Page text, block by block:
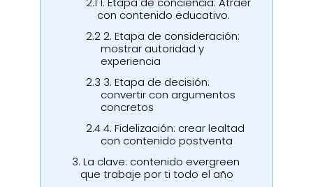
con contenido educativo.
2.22. Etapa de consideración:
mostrar autoridad y
experiencia
2.3 3. Etapa de decisión:
convertir con argumentos
concretos
2.44. Fidelización: crear lealtad
con contenido postventa
3. La clave: contenido evergreen
que trabaje por ti todo el año